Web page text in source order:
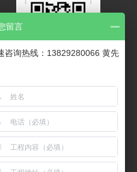
留言
咨询热线：13829280066 黄先